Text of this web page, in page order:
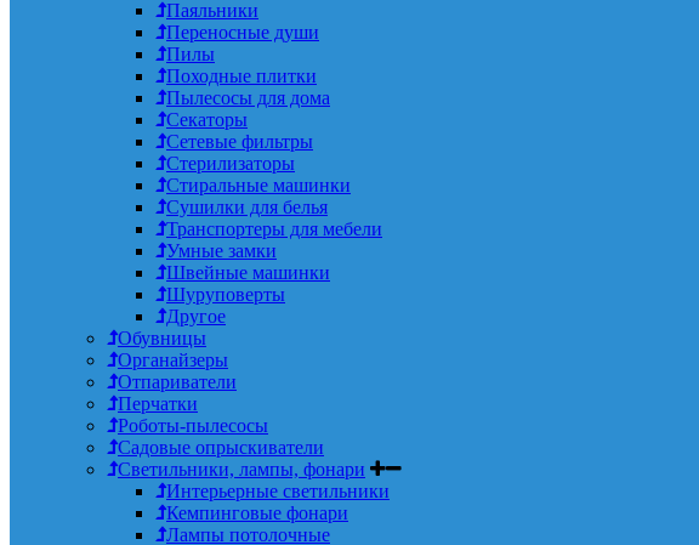
Паяльники
Переносные души
Пилы
Походные плитки
Пылесосы для дома
Секаторы
Сетевые фильтры
Стерилизаторы
Стиральные машинки
Сушилки для белья
Транспортеры для мебели
Умные замки
Швейные машинки
Шуруповерты
Другое
Обувницы
Органайзеры
Отпариватели
Перчатки
Роботы-пылесосы
Садовые опрыскиватели
Светильники, лампы, фонари
Интерьерные светильники
Кемпинговые фонари
Лампы потолочные